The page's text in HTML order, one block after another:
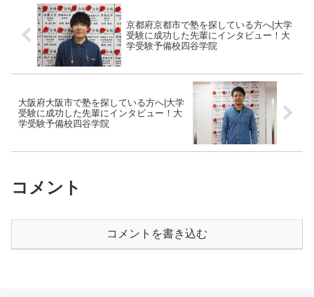
京都府京都市で塾を探している方へ|大学
受験に成功した先輩にインタビュー！大
学受験予備校四谷学院
大阪府大阪市で塾を探している方へ|大学
受験に成功した先輩にインタビュー！大
学受験予備校四谷学院
コメント
コメントを書き込む